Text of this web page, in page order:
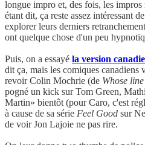
longue impro et, des fois, les
étant dit, ça reste assez intéressant
explorer leurs derniers
ont quelque chose d'un peu
Puis, on a essayé la version
dit ça, mais les comiques canadiens
revoir Colin Mochrie (de Whose
pogné un kick sur Tom Green,
Martin» bientôt (pour Caro, c'est
à cause de sa série Feel Good sur
de voir Jon Lajoie ne pas rire.